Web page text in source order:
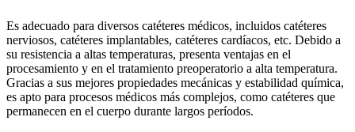
Es adecuado para diversos catéteres médicos, incluidos catéteres
nerviosos, catéteres implantables, catéteres cardíacos, etc. Debido a
su resistencia a altas temperaturas, presenta ventajas en el
procesamiento y en el tratamiento preoperatorio a alta temperatura.
Gracias a sus mejores propiedades mecánicas y estabilidad química,
es apto para procesos médicos más complejos, como catéteres que
permanecen en el cuerpo durante largos períodos.